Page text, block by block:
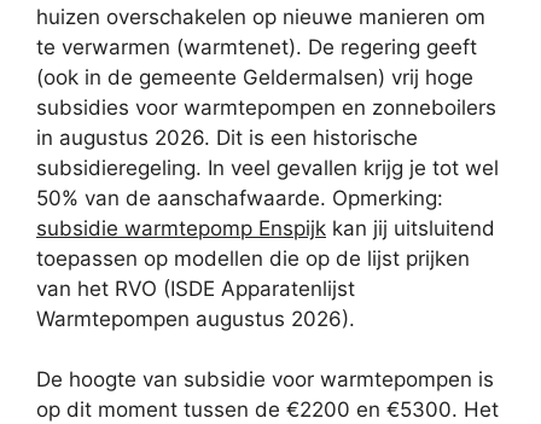
huizen overschakelen op nieuwe manieren om
te verwarmen (warmtenet). De regering geeft
(ook in de gemeente Geldermalsen) vrij hoge
subsidies voor warmtepompen en zonneboilers
in augustus 2026. Dit is een historische
subsidieregeling. In veel gevallen krijg je tot wel
50% van de aanschafwaarde. Opmerking:
subsidie warmtepomp Enspijk kan jij uitsluitend
toepassen op modellen die op de lijst prijken
van het RVO (ISDE Apparatenlijst
Warmtepompen augustus 2026).
De hoogte van subsidie voor warmtepompen is
op dit moment tussen de €2200 en €5300. Het